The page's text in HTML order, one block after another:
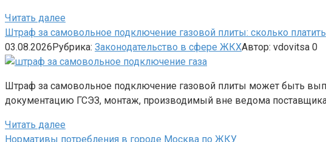
Читать далее
Штраф за самовольное подключение газовой плиты: сколько платить
03.08.2026Рубрика: Законодательство в сфере ЖКХАвтор: vdovitsa 0
Штраф за самовольное подключение газовой плиты может быть
документацию ГСЭЗ, монтаж, производимый вне ведома поставщика
Читать далее
Нормативы потребления в городе Москва по ЖКУ